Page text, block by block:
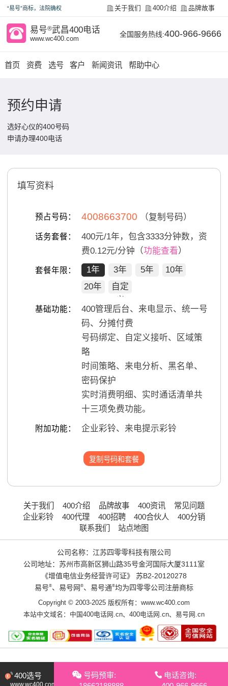
“易号”商标，法院确权 关于我们 400介绍 品牌故事
易号®武昌400电话
www.wc400.com
全国服务热线:400-966-9666
首页 资费 选号 客户 新闻资讯 帮助中心
预约申请
选好心仪的400号码
申请办理400电话
填写资料
预占号码： 4008663700 （复制号码）
话务套餐： 400元/1年，包含3333分钟数，资
费0.12元/分钟（功能查看）
套餐年限： 1年 3年 5年
10年
20年
自定
义
基础功能：
400管理后台、来电显示、统一号
码、分摊付费
号码绑定、自定义接听、区域策
略
时间策略、来电分析、黑名单、
密码保护
实时消费明细、实时通话清单共
十三项免费功能。
附加功能： 企业彩铃、来电提示彩铃
复制号码和套餐
关于我们 400介绍 品牌故事 400资讯
常见问题
企业彩铃
400代理 400招聘 400合伙人
400分销
联系我们
站点地图
公司名称：江苏四零零科技有限公司
公司地址：苏州市高新区狮山路35号金河国际大厦3111室
《增值电信业务经营许可证》
苏B2-20120278
易号®、易号网 ®、易号通®均为四零零公司注册商标
Copyright © 2003-2025 版权所有：www.wc400.com
本站中文域名： 中国400电话网.cn、 400电话网.cn、 易号网.cn
400选号
www.wc400.com
号码预审:
电话咨询: